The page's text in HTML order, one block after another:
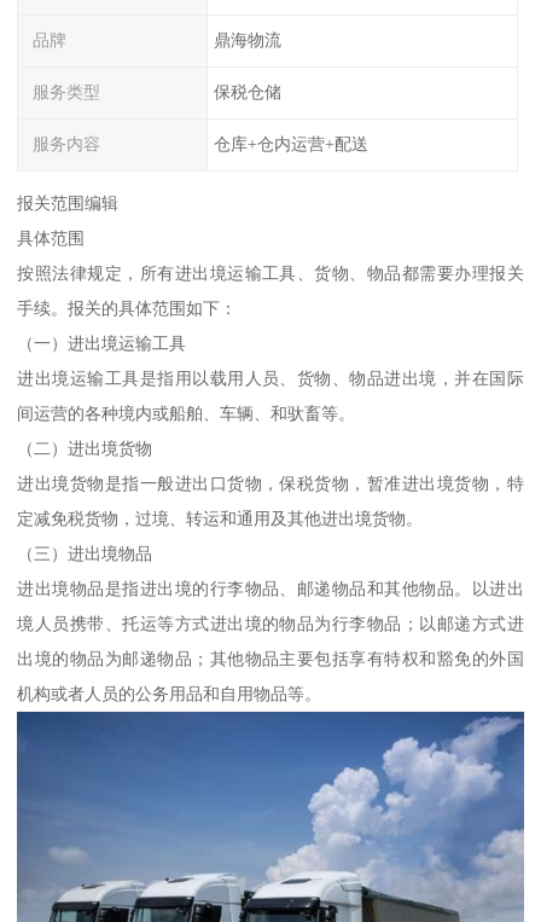
品牌 鼎海物流
服务类型 保税仓储
服务内容 仓库+仓内运营+配送
报关范围编辑
具体范围
按照法律规定，所有进出境运输工具、货物、物品都需要办理报关
手续。报关的具体范围如下：
（一）进出境运输工具
进出境运输工具是指用以载用人员、货物、物品进出境，并在国际
间运营的各种境内或船舶、车辆、和驮畜等。
（二）进出境货物
进出境货物是指一般进出口货物，保税货物，暂准进出境货物，特
定减免税货物，过境、转运和通用及其他进出境货物。
（三）进出境物品
进出境物品是指进出境的行李物品、邮递物品和其他物品。以进出
境人员携带、托运等方式进出境的物品为行李物品；以邮递方式进
出境的物品为邮递物品；其他物品主要包括享有特权和豁免的外国
机构或者人员的公务用品和自用物品等。